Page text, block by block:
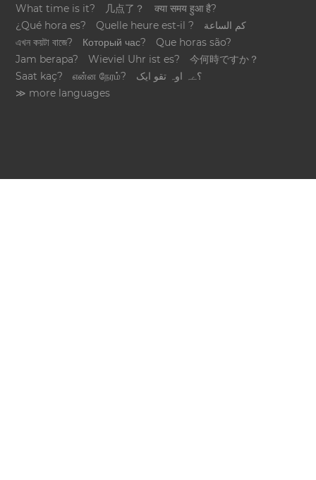
What time is it?
几点了？
क्या समय हुआ है?
¿Qué hora es?
Quelle heure est-il ?
كم الساعة
এখন কয়টা বাজে?
Который час?
Que horas são?
Jam berapa?
Wieviel Uhr ist es?
今何時ですか？
Saat kaç?
என்ன நேரம்?
؟ےہ اوہ تقو ایک
≫ more languages